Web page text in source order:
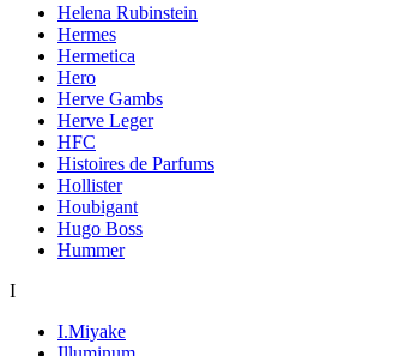
Helena Rubinstein
Hermes
Hermetica
Hero
Herve Gambs
Herve Leger
HFC
Histoires de Parfums
Hollister
Houbigant
Hugo Boss
Hummer
I
I.Miyake